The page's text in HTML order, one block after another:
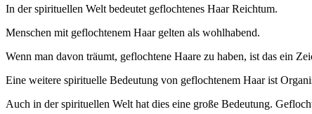
In der spirituellen Welt bedeutet geflochtenes Haar Reichtum.
Menschen mit geflochtenem Haar gelten als wohlhabend.
Wenn man davon träumt, geflochtene Haare zu haben, ist das ein
Eine weitere spirituelle Bedeutung von geflochtenem Haar ist
Auch in der spirituellen Welt hat dies eine große Bedeutung.